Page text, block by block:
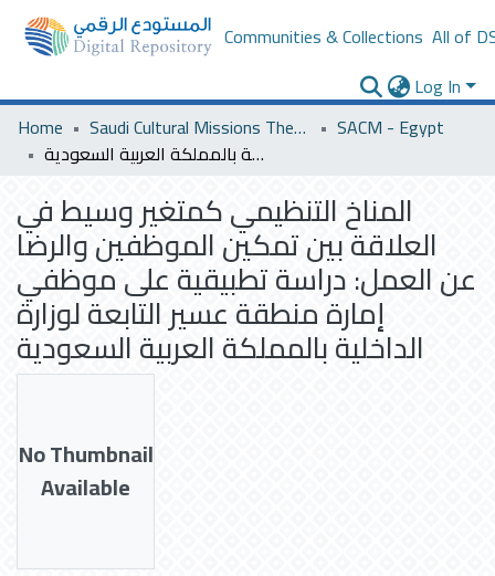
Communities & Collections All of
Log In
Home
Saudi Cultural Missions Theses & Dissertations
SACM - Egypt
المناخ التنظيمي كمتغير وسيط في العلاقة بين تمكين الموظفين والرضا عن العمل: دراسة تطبيقية على موظفي إمارة منطقة عسير التابعة لوزارة الداخلية بالمملكة العربية السعودية
المناخ التنظيمي كمتغير وسيط في
العلاقة بين تمكين الموظفين والرضا
عن العمل: دراسة تطبيقية على موظفي
إمارة منطقة عسير التابعة لوزارة
الداخلية بالمملكة العربية السعودية
No Thumbnail
Available